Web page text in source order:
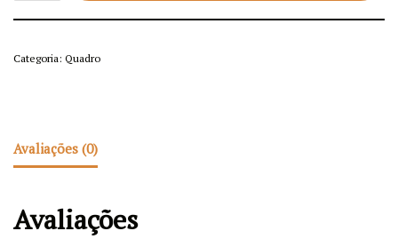
Categoria: Quadro
Avaliações (0)
Avaliações